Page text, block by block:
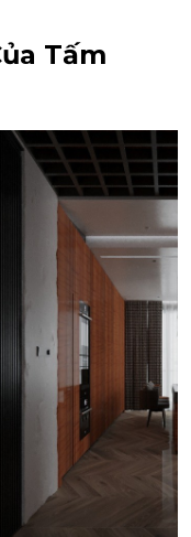
Tấm